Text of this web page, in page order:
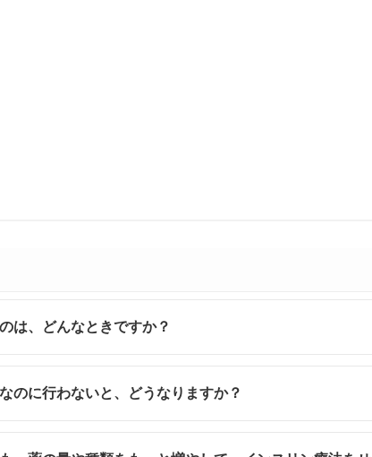
は、どんなときですか？
に行わないと、どうなりますか？